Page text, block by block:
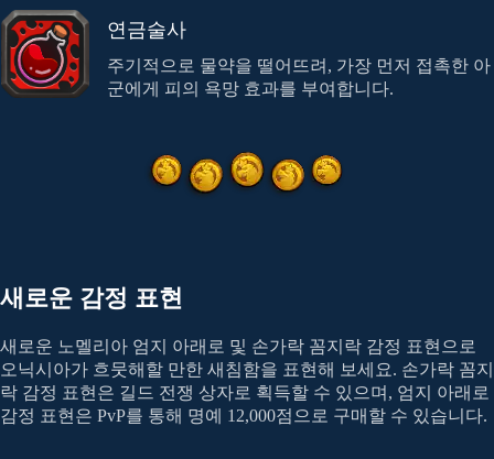
연금술사
주기적으로 물약을 떨어뜨려, 가장 먼저 접촉한 아
군에게 피의 욕망 효과를 부여합니다.
새로운 감정 표현
새로운 노멜리아 엄지 아래로 및 손가락 꼼지락 감정 표현으로
오닉시아가 흐뭇해할 만한 새침함을 표현해 보세요. 손가락 꼼지
락 감정 표현은 길드 전쟁 상자로 획득할 수 있으며, 엄지 아래로
감정 표현은 PvP를 통해 명예 12,000점으로 구매할 수 있습니다.